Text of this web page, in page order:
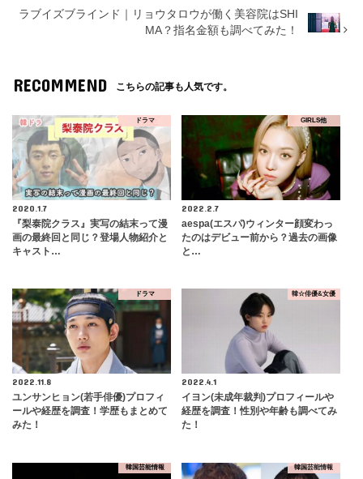
ラブイズブラインド｜リョウタロウが働く美容院はSHI
MA？指名金額も調べてみた！
RECOMMEND こちらの記事も人気です。
ドラマ
2020.1.7
『梨泰院クラス』実写の結末って漫
画の最終回と同じ？登場人物紹介と
キャスト…
GIRLS他
2022.2.7
aespa(エスパ)ウィンター顔変わっ
たのはデビュー前から？過去の画像
と…
ドラマ
2022.11.8
ユンサンヒョン(若手俳優)プロフィ
ールや経歴を調査！学歴もまとめて
みた！
韓☆俳優&女優
2022.4.1
イヨン(未成年裁判)プロフィールや
経歴を調査！性別や年齢も調べてみ
た！
韓国芸能情報 韓国芸能情報